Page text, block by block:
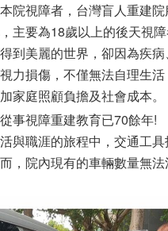
院視障者，台灣盲人重建
主要為18歲以上的後天視
到美麗的世界，卻因為疾
力損傷，不僅無法自理生
家庭照顧負擔及社會成本。
事視障重建教育已70餘年!
與職涯的旅程中，交通工
，院內現有的車輛數量無